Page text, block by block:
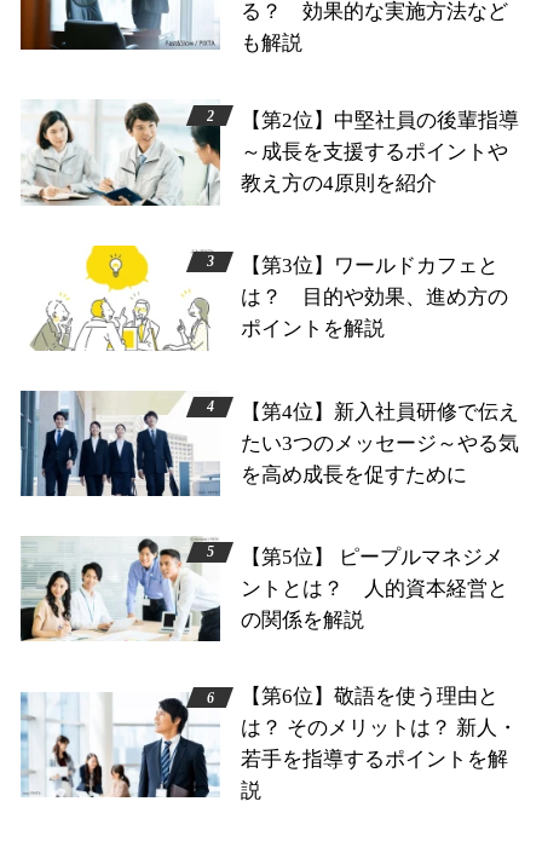
る？ 効果的な実施方法など
も解説
【第2位】中堅社員の後輩指導
～成長を支援するポイントや
教え方の4原則を紹介
【第3位】ワールドカフェと
は？ 目的や効果、進め方の
ポイントを解説
【第4位】新入社員研修で伝え
たい3つのメッセージ～やる気
を高め成長を促すために
【第5位】 ピープルマネジメ
ントとは？ 人的資本経営と
の関係を解説
【第6位】敬語を使う理由と
は？ そのメリットは？ 新人・
若手を指導するポイントを解
説